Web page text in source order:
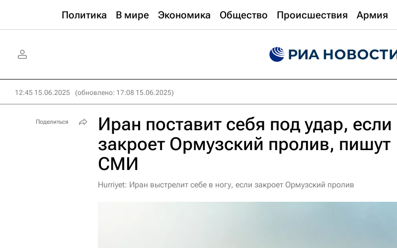
Политика В мире Экономика Общество Происшествия Армия
12:45 15.06.2025 (обновлено: 17:08 15.06.2025)
Иран поставит себя под удар, если
закроет Ормузский пролив, пишут
СМИ
Hurriyet: Иран выстрелит себе в ногу, если закроет Ормузский пролив
Поделиться